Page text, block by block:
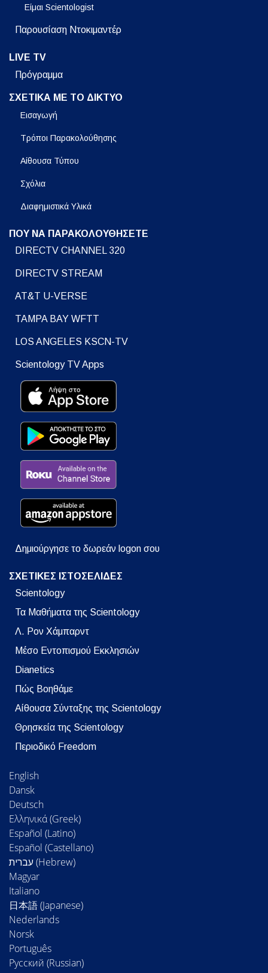
Είμαι Scientologist
Παρουσίαση Ντοκιμαντέρ
LIVE TV
Πρόγραμμα
ΣΧΕΤΙΚΑ ΜΕ ΤΟ ΔΙΚΤΥΟ
Εισαγωγή
Τρόποι Παρακολούθησης
Αίθουσα Τύπου
Σχόλια
Διαφημιστικά Υλικά
ΠΟΥ ΝΑ ΠΑΡΑΚΟΛΟΥΘΗΣΕΤΕ
DIRECTV CHANNEL 320
DIRECTV STREAM
AT&T U-VERSE
TAMPA BAY WFTT
LOS ANGELES KSCN-TV
Scientology TV Apps
Δημιούργησε το δωρεάν logon σου
ΣΧΕΤΙΚΕΣ ΙΣΤΟΣΕΛΙΔΕΣ
Scientology
Τα Μαθήματα της Scientology
Λ. Ρον Χάμπαρντ
Μέσο Εντοπισμού Εκκλησιών
Dianetics
Πώς Βοηθάμε
Αίθουσα Σύνταξης της Scientology
Θρησκεία της Scientology
Περιοδικό Freedom
English
Dansk
Deutsch
Ελληνικά (Greek)
Español (Latino)
Español (Castellano)
Magyar
Italiano
日本語 (Japanese)
Nederlands
Norsk
Português
Русский (Russian)